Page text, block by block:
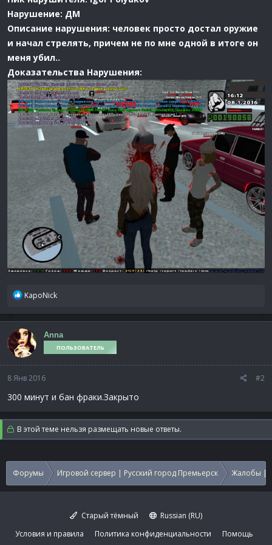
Нарушение: ДМ
Описание нарушения: человек просто достал оружие
и начал стрелять, причем не по мне одной в итоге он
меня убил..
Доказательства Нарушения:
Р
а
к
ц
и
и
KapoNick
Anna
ПОЛЬЗОВАТЕЛЬ
8 Янв 2016 #2
300 минут и бан фраки.Закрыто
В этой теме нельзя размещать новые ответы.
Форумы Игровой сервер | Русский город Премьерск Жалобы |
Старый тёмный
Russian (RU)
Условия и правила
Политика конфиденциальности Помощь